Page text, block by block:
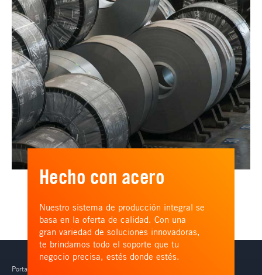
Hecho con acero
Nuestro sistema de producción integral se
basa en la oferta de calidad. Con una
gran variedad de soluciones innovadoras,
te brindamos todo el soporte que tu
negocio precisa, estés donde estés.
Portal de acceso exclusivo para clientes Ternium.